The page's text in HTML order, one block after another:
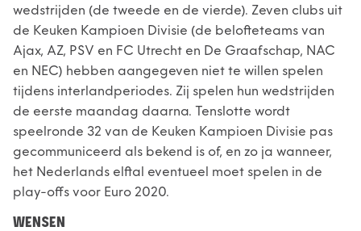
wedstrijden (de tweede en de vierde). Zeven clubs uit
de Keuken Kampioen Divisie (de belofteteams van
Ajax, AZ, PSV en FC Utrecht en De Graafschap, NAC
en NEC) hebben aangegeven niet te willen spelen
tijdens interlandperiodes. Zij spelen hun wedstrijden
de eerste maandag daarna. Tenslotte wordt
speelronde 32 van de Keuken Kampioen Divisie pas
gecommuniceerd als bekend is of, en zo ja wanneer,
het Nederlands elftal eventueel moet spelen in de
play-offs voor Euro 2020.
WENSEN